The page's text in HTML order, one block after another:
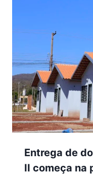
Entrega de
II começa na